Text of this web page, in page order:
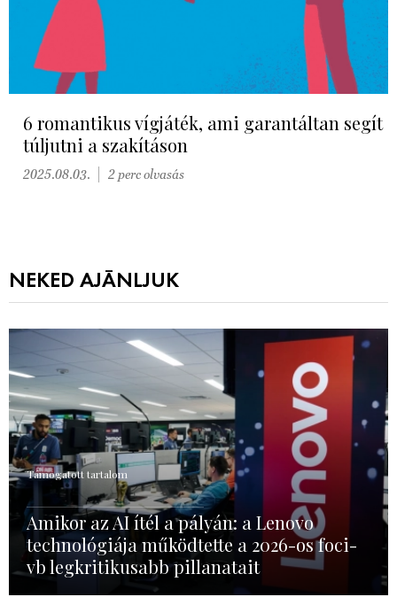
6 romantikus vígjáték, ami garantáltan segít
túljutni a szakításon
2025.08.03. 2 perc olvasás
NEKED AJÁNLJUK
Támogatott tartalom
Amikor az AI ítél a pályán: a Lenovo
technológiája működtette a 2026-os foci-
vb legkritikusabb pillanatait